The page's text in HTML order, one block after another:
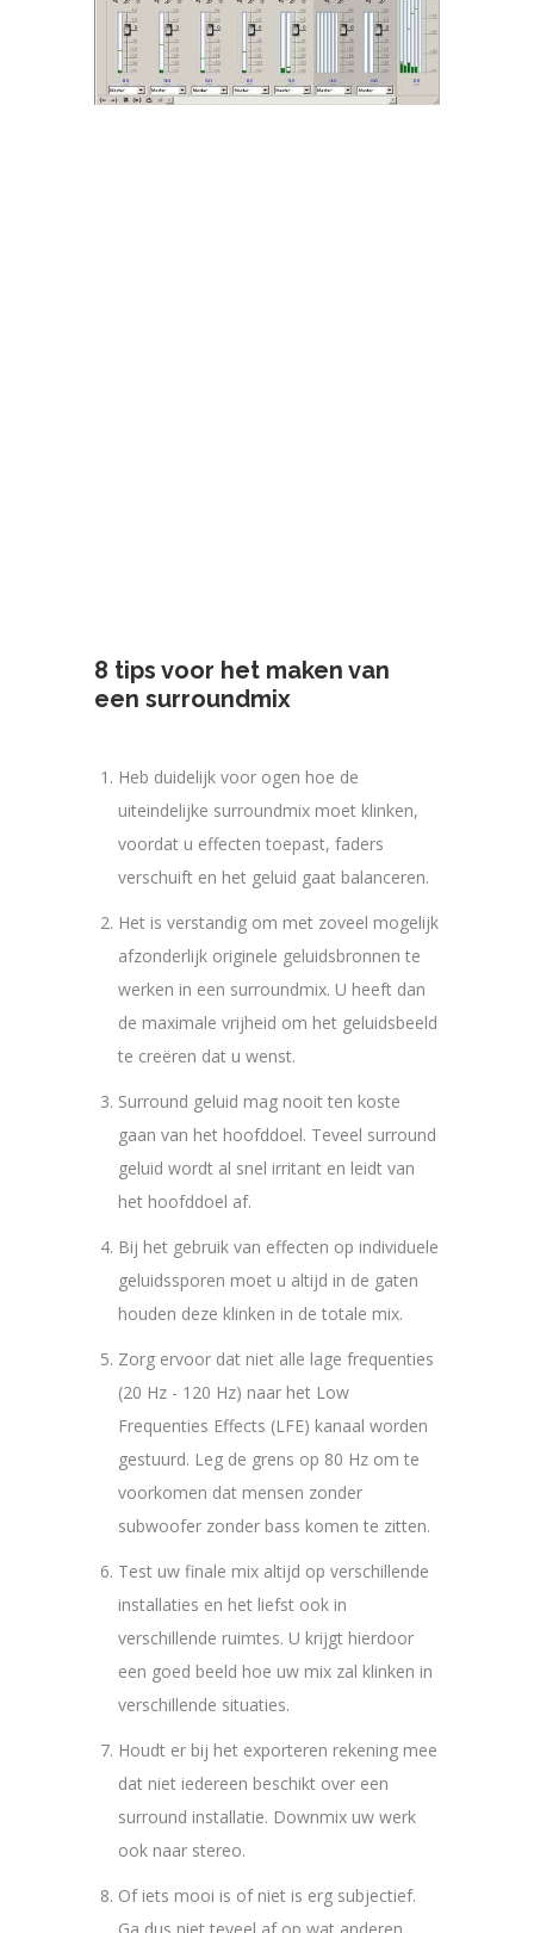
8 tips voor het maken van
een surroundmix
Heb duidelijk voor ogen hoe de
uiteindelijke surroundmix moet klinken,
voordat u effecten toepast, faders
verschuift en het geluid gaat balanceren.
Het is verstandig om met zoveel mogelijk
afzonderlijk originele geluidsbronnen te
werken in een surroundmix. U heeft dan
de maximale vrijheid om het geluidsbeeld
te creëren dat u wenst.
Surround geluid mag nooit ten koste
gaan van het hoofddoel. Teveel surround
geluid wordt al snel irritant en leidt van
het hoofddoel af.
Bij het gebruik van effecten op individuele
geluidssporen moet u altijd in de gaten
houden deze klinken in de totale mix.
Zorg ervoor dat niet alle lage frequenties
(20 Hz - 120 Hz) naar het Low
Frequenties Effects (LFE) kanaal worden
gestuurd. Leg de grens op 80 Hz om te
voorkomen dat mensen zonder
subwoofer zonder bass komen te zitten.
Test uw finale mix altijd op verschillende
installaties en het liefst ook in
verschillende ruimtes. U krijgt hierdoor
een goed beeld hoe uw mix zal klinken in
verschillende situaties.
Houdt er bij het exporteren rekening mee
dat niet iedereen beschikt over een
surround installatie. Downmix uw werk
ook naar stereo.
Of iets mooi is of niet is erg subjectief.